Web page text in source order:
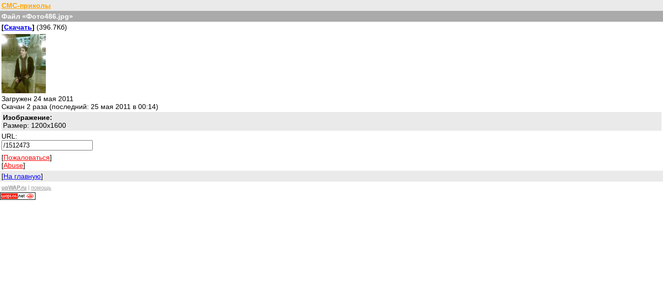
СМС-приколы
Файл «Фото486.jpg»
[Скачать] (396.7Кб)
Загружен 24 мая 2011
Скачан 2 раза (последний: 25 мая 2011 в 00:14)
Изображение:
Размер: 1200x1600
URL:
[Пожаловаться]
[Abuse]
[На главную]
upWAP.ru | помощь